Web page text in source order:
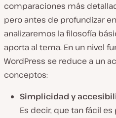
comparaciones más
pero antes de profundizar
analizaremos la filosofía
aporta al tema. En un nivel
WordPress se reduce a un
conceptos:
Simplicidad y
Es decir, que tan fácil